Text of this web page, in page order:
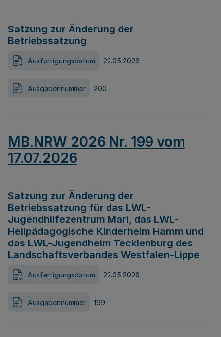
Satzung zur Änderung der
Betriebssatzung
Ausfertigungsdatum 22.05.2026
Ausgabennummer 200
MB.NRW 2026 Nr. 199 vom
17.07.2026
Satzung zur Änderung der
Betriebssatzung für das LWL-
Jugendhilfezentrum Marl, das LWL-
Heilpädagogische Kinderheim Hamm und
das LWL-Jugendheim Tecklenburg des
Landschaftsverbandes Westfalen-Lippe
Ausfertigungsdatum 22.05.2026
Ausgabennummer 199